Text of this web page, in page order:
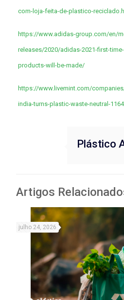
com-loja-feita-de-plastico-
https://www.adidas-group.com/en/
releases/2020/adidas-2021-first-
products-will-be-made/
https://www.livemint.com/
india-turns-plastic-waste-neutral-
Plástico
Artigos
julho 24, 2026